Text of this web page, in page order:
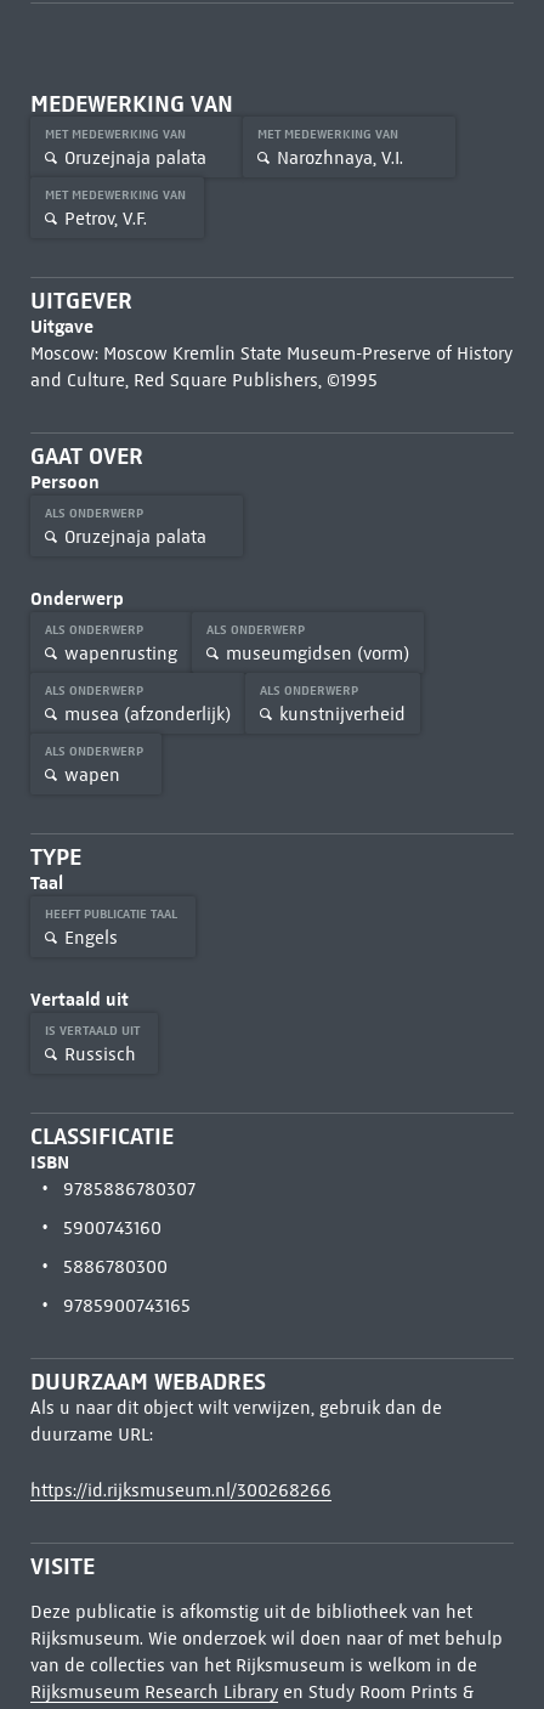
MEDEWERKING VAN
MET MEDEWERKING VAN
Oruzejnaja palata
MET MEDEWERKING VAN
Narozhnaya, V.I.
MET MEDEWERKING VAN
Petrov, V.F.
UITGEVER
Uitgave
Moscow: Moscow Kremlin State Museum-Preserve of History
and Culture, Red Square Publishers, ©1995
GAAT OVER
Persoon
ALS ONDERWERP
Oruzejnaja palata
Onderwerp
ALS ONDERWERP
wapenrusting
ALS ONDERWERP
museumgidsen (vorm)
ALS ONDERWERP
musea (afzonderlijk)
ALS ONDERWERP
kunstnijverheid
ALS ONDERWERP
wapen
TYPE
Taal
HEEFT PUBLICATIE TAAL
Engels
Vertaald uit
IS VERTAALD UIT
Russisch
CLASSIFICATIE
ISBN
9785886780307
5900743160
5886780300
9785900743165
DUURZAAM WEBADRES
Als u naar dit object wilt verwijzen, gebruik dan de
duurzame URL:
https://id.rijksmuseum.nl/300268266
VISITE
Deze publicatie is afkomstig uit de bibliotheek van het
Rijksmuseum. Wie onderzoek wil doen naar of met behulp
van de collecties van het Rijksmuseum is welkom in de
Rijksmuseum Research Libraryen Study Room Prints &